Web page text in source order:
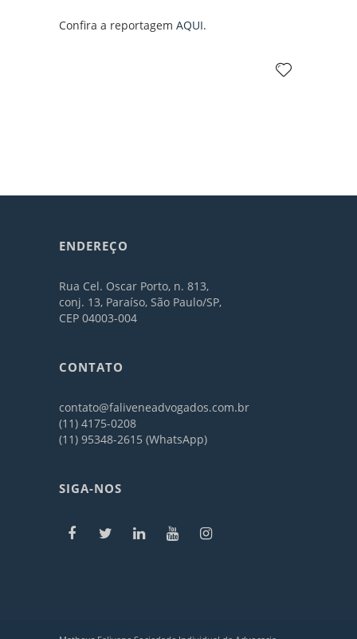
Confira a reportagem AQUI.
ENDEREÇO
Rua Cel. Oscar Porto, n. 813,
conj. 13, Paraíso, São Paulo/SP,
CEP 04003-004
CONTATO
contato@faliveneadvogados.com.br
(11) 4175-0208
(11) 95348-2615 (WhatsApp)
SIGA-NOS